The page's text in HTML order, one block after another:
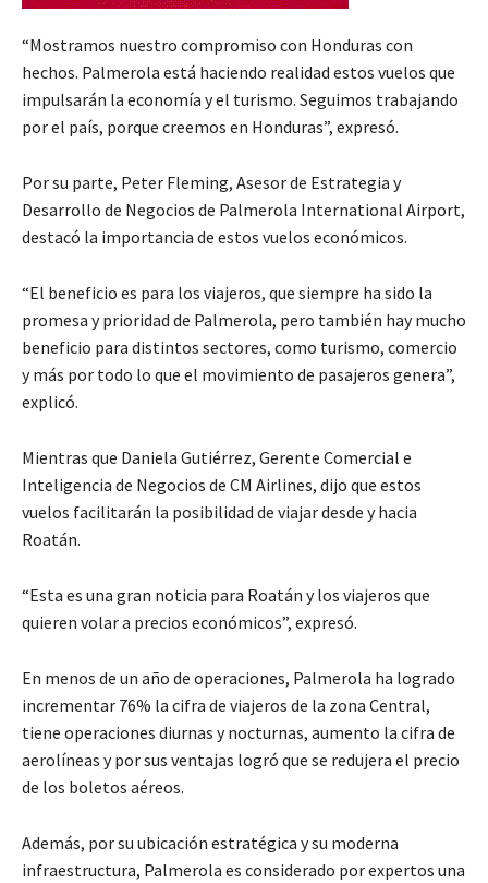
“Mostramos nuestro compromiso con Honduras con
hechos. Palmerola está haciendo realidad estos vuelos que
impulsarán la economía y el turismo. Seguimos trabajando
por el país, porque creemos en Honduras”, expresó.
Por su parte, Peter Fleming, Asesor de Estrategia y
Desarrollo de Negocios de Palmerola International Airport,
destacó la importancia de estos vuelos económicos.
“El beneficio es para los viajeros, que siempre ha sido la
promesa y prioridad de Palmerola, pero también hay mucho
beneficio para distintos sectores, como turismo, comercio
y más por todo lo que el movimiento de pasajeros genera”,
explicó.
Mientras que Daniela Gutiérrez, Gerente Comercial e
Inteligencia de Negocios de CM Airlines, dijo que estos
vuelos facilitarán la posibilidad de viajar desde y hacia
Roatán.
“Esta es una gran noticia para Roatán y los viajeros que
quieren volar a precios económicos”, expresó.
En menos de un año de operaciones, Palmerola ha logrado
incrementar 76% la cifra de viajeros de la zona Central,
tiene operaciones diurnas y nocturnas, aumento la cifra de
aerolíneas y por sus ventajas logró que se redujera el precio
de los boletos aéreos.
Además, por su ubicación estratégica y su moderna
infraestructura, Palmerola es considerado por expertos una